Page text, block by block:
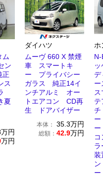
ム
ン
正
ス
夏
万円
万円
ダイハツ
ムーヴ 660 X 禁煙
車 スマートキ
ー プライバシー
ガラス 純正14イ
ンチアルミ オー
トエアコン CD再
生 ドアバイザー
本体： 35.3万円
総額： 42.9万円
ホ
デ
テ
チ
装